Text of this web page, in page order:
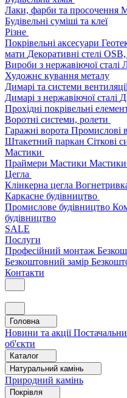
Лаки, фарби та просочення
Будівельні суміші та клеї
Різне
Покрівельні аксесуари
мати Декоративні стелі
Вироби з нержавіючої сталі
Художнє кування металу
Димарі та системи
Димарі з нержавіючої сталі
Прохідні покрівельні
Воротні системи, ролети
Гаражні ворота Промислові
Штакетний паркан Сіткові
Мастики
Праймери Мастики Мастики
Цегла
Клінкерна цегла
Каркасне будівництво
Промислове будівництво
будівництво
SALE
Послуги
Професійний монтаж
Безкоштовний замір
Контакти
Головна
Новини та акції
об'єкти
Каталог
Натуральний камінь
Природний камінь
Покрівля